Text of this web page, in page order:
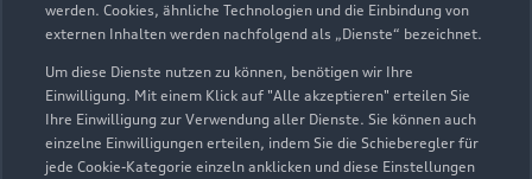
werden. Cookies, ähnliche Technologien und die Einbindung von
externen Inhalten werden nachfolgend als „Dienste“ bezeichnet.
Um diese Dienste nutzen zu können, benötigen wir Ihre
Einwilligung. Mit einem Klick auf "Alle akzeptieren" erteilen Sie
Ihre Einwilligung zur Verwendung aller Dienste. Sie können auch
einzelne Einwilligungen erteilen, indem Sie die Schieberegler für
jede Cookie-Kategorie einzeln anklicken und diese Einstellungen
13055 Berlin
030 9710790
info@andreas-witt.de